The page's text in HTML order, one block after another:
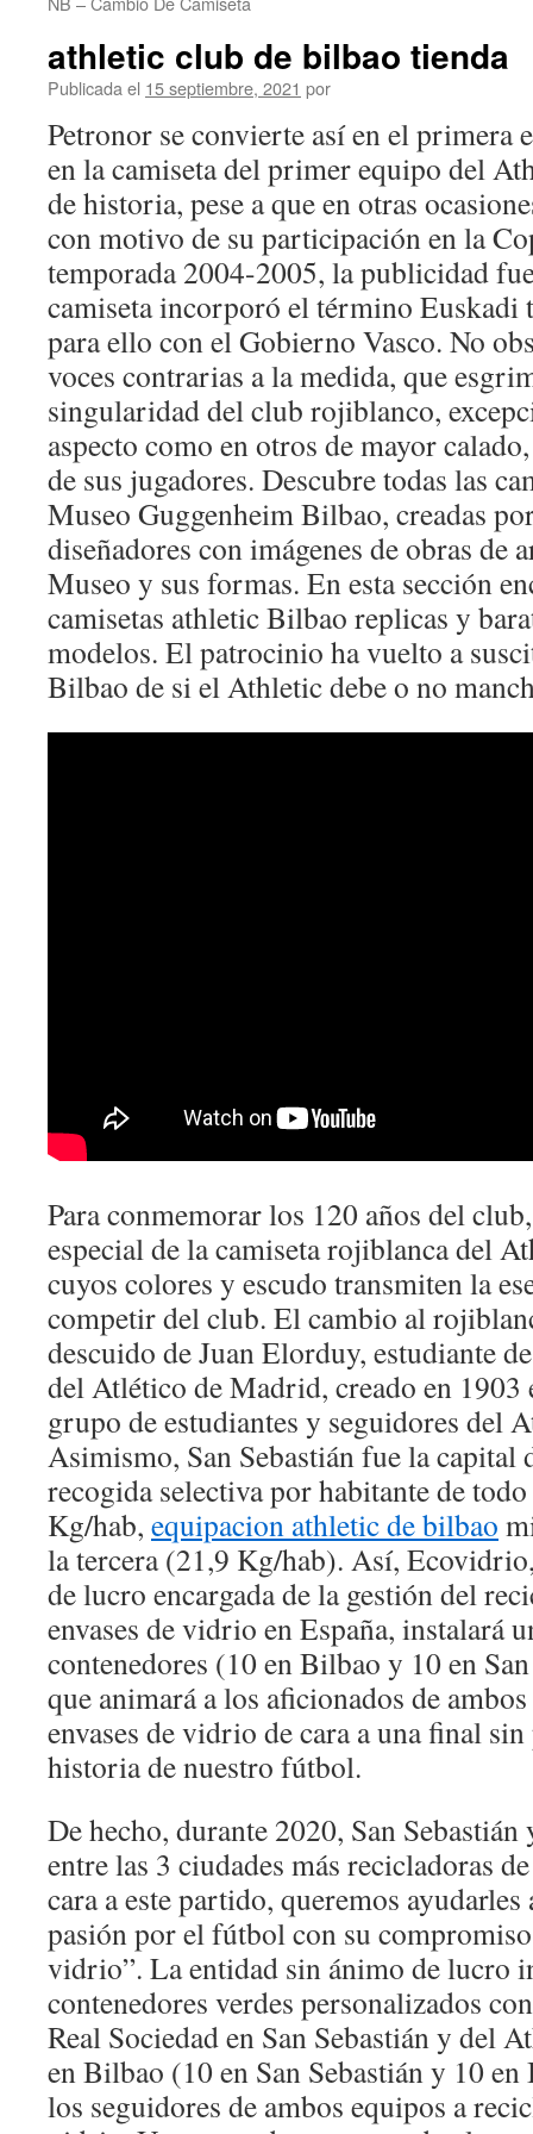
athletic club de bilbao tienda
Publicada el 15 septiembre, 2021 por
Petronor se convierte así en el primera
en la camiseta del primer equipo del
de historia, pese a que en otras
con motivo de su participación en la
temporada 2004-2005, la publicidad
camiseta incorporó el término Euskadi
para ello con el Gobierno Vasco. No
voces contrarias a la medida, que
singularidad del club rojiblanco,
aspecto como en otros de mayor
de sus jugadores. Descubre todas las
Museo Guggenheim Bilbao, creadas
diseñadores con imágenes de obras de
Museo y sus formas. En esta sección
camisetas athletic Bilbao replicas y
modelos. El patrocinio ha vuelto a
Bilbao de si el Athletic debe o no
Para conmemorar los 120 años del
especial de la camiseta rojiblanca del
cuyos colores y escudo transmiten la
competir del club. El cambio al
descuido de Juan Elorduy, estudiante
del Atlético de Madrid, creado en 1903
grupo de estudiantes y seguidores del
Asimismo, San Sebastián fue la capital
recogida selectiva por habitante de
Kg/hab, equipacion athletic de bilbao
la tercera (21,9 Kg/hab). Así,
de lucro encargada de la gestión del
envases de vidrio en España, instalará
contenedores (10 en Bilbao y 10 en
que animará a los aficionados de
envases de vidrio de cara a una final
historia de nuestro fútbol.
De hecho, durante 2020, San
entre las 3 ciudades más recicladoras
cara a este partido, queremos
pasión por el fútbol con su
vidrio”. La entidad sin ánimo de lucro
contenedores verdes personalizados
Real Sociedad en San Sebastián y del
en Bilbao (10 en San Sebastián y 10
los seguidores de ambos equipos a